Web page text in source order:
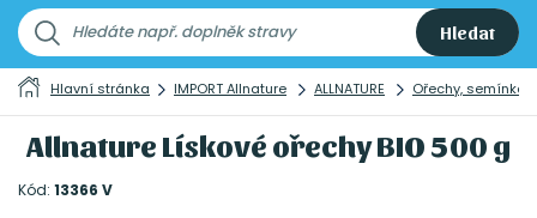
Hledat
Hlavní stránka IMPORT Allnature ALLNATURE Ořechy, semínka
Allnature Lískové ořechy BIO 500 g
Kód: 13366 V